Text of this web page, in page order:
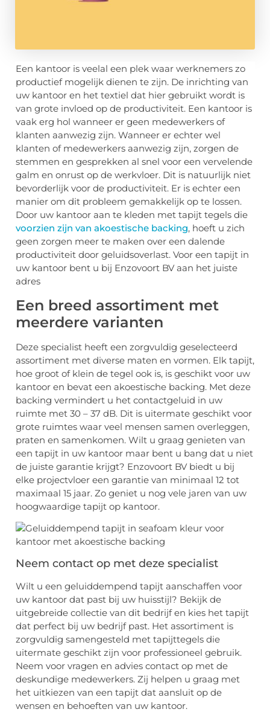
Een kantoor is veelal een plek waar werknemers zo
productief mogelijk dienen te zijn. De inrichting van
uw kantoor en het textiel dat hier gebruikt wordt is
van grote invloed op de productiviteit. Een kantoor is
vaak erg hol wanneer er geen medewerkers of
klanten aanwezig zijn. Wanneer er echter wel
klanten of medewerkers aanwezig zijn, zorgen de
stemmen en gesprekken al snel voor een vervelende
galm en onrust op de werkvloer. Dit is natuurlijk niet
bevorderlijk voor de productiviteit. Er is echter een
manier om dit probleem gemakkelijk op te lossen.
Door uw kantoor aan te kleden met tapijt tegels die
voorzien zijn van akoestische backing, hoeft u zich
geen zorgen meer te maken over een dalende
productiviteit door geluidsoverlast. Voor een tapijt in
uw kantoor bent u bij Enzovoort BV aan het juiste
adres
Een breed assortiment met
meerdere varianten
Deze specialist heeft een zorgvuldig geselecteerd
assortiment met diverse maten en vormen. Elk tapijt,
hoe groot of klein de tegel ook is, is geschikt voor uw
kantoor en bevat een akoestische backing. Met deze
backing vermindert u het contactgeluid in uw
ruimte met 30 – 37 dB. Dit is uitermate geschikt voor
grote ruimtes waar veel mensen samen overleggen,
praten en samenkomen. Wilt u graag genieten van
een tapijt in uw kantoor maar bent u bang dat u niet
de juiste garantie krijgt? Enzovoort BV biedt u bij
elke projectvloer een garantie van minimaal 12 tot
maximaal 15 jaar. Zo geniet u nog vele jaren van uw
hoogwaardige tapijt op kantoor.
Neem contact op met deze specialist
Wilt u een geluiddempend tapijt aanschaffen voor
uw kantoor dat past bij uw huisstijl? Bekijk de
uitgebreide collectie van dit bedrijf en kies het tapijt
dat perfect bij uw bedrijf past. Het assortiment is
zorgvuldig samengesteld met tapijttegels die
uitermate geschikt zijn voor professioneel gebruik.
Neem voor vragen en advies contact op met de
deskundige medewerkers. Zij helpen u graag met
het uitkiezen van een tapijt dat aansluit op de
wensen en behoeften van uw kantoor.